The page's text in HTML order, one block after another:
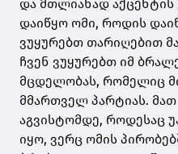
და მთლიანად აქცენტის
დაიწყო ომი, როდის
ვუყურებთ თარიღებით
ჩვენ ვუყურებთ იმ
მცდელობას, რომელიც
მმართველ პარტიას.
აგვისტომდე, როდესაც
იყო, ვერც ომის